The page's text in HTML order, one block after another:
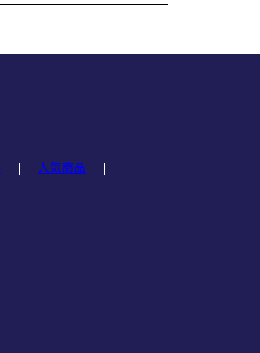
人気商品